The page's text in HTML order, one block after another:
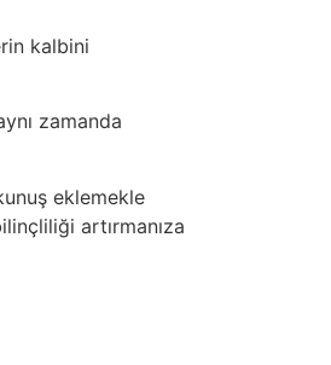
kalbini
zamanda
eklemekle
artırmanıza